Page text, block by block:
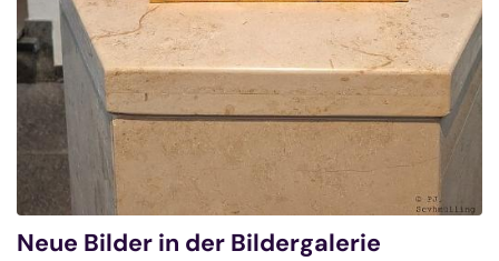
Neue Bilder in der Bildergalerie